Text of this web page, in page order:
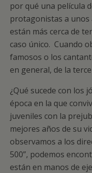
por qué una película
protagonistas a unos
están más cerca de
caso único. Cuando
famosos o los
en general, de la
¿Qué sucede con los
época en la que
juveniles con la
mejores años de su
observamos a los
500”, podemos
están en manos de